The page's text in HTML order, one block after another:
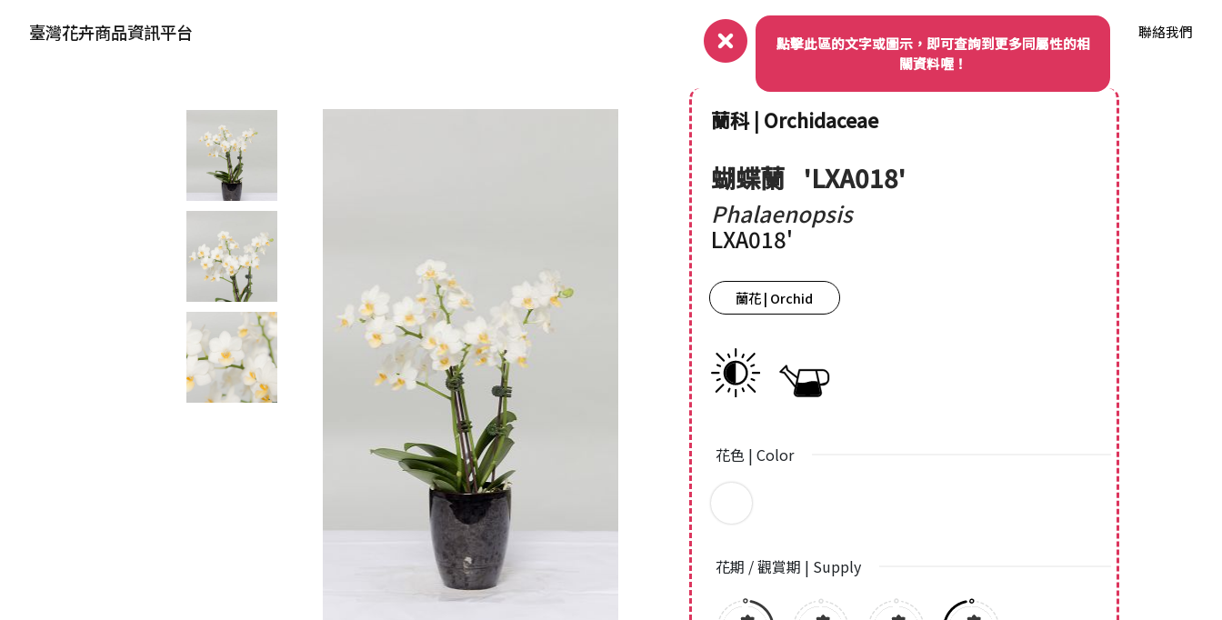
臺灣花卉商品資訊平台 聯絡我們
點擊此區的文字或圖示，即可查詢到更多同屬性的相
關資料喔！
蘭科 | Orchidaceae
蝴蝶蘭 'LXA018'
Phalaenopsis
LXA018'
蘭花 | Orchid
花色 | Color
花期 / 觀賞期 | Supply